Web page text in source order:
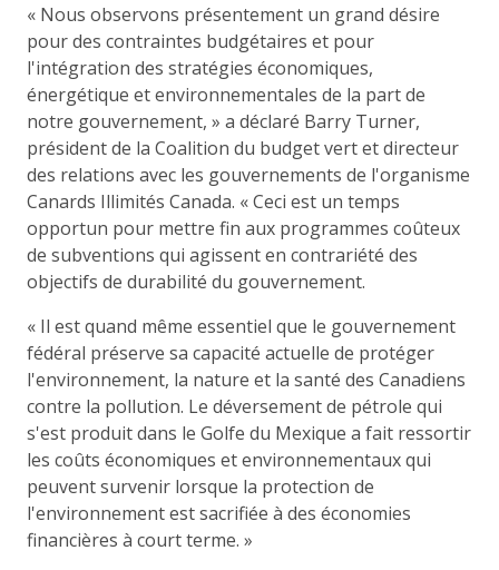
« Nous observons présentement un grand désire
pour des contraintes budgétaires et pour
l'intégration des stratégies économiques,
énergétique et environnementales de la part de
notre gouvernement, » a déclaré Barry Turner,
président de la Coalition du budget vert et directeur
des relations avec les gouvernements de l'organisme
Canards Illimités Canada. « Ceci est un temps
opportun pour mettre fin aux programmes coûteux
de subventions qui agissent en contrariété des
objectifs de durabilité du gouvernement.
« Il est quand même essentiel que le gouvernement
fédéral préserve sa capacité actuelle de protéger
l'environnement, la nature et la santé des Canadiens
contre la pollution. Le déversement de pétrole qui
s'est produit dans le Golfe du Mexique a fait ressortir
les coûts économiques et environnementaux qui
peuvent survenir lorsque la protection de
l'environnement est sacrifiée à des économies
financières à court terme. »